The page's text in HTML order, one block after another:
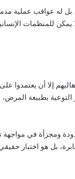
له عواقب عملية
يمكن للمنظمات
إلا أن يعتمدوا
بطبيعة
ومجزأة في
بل هو اختبار